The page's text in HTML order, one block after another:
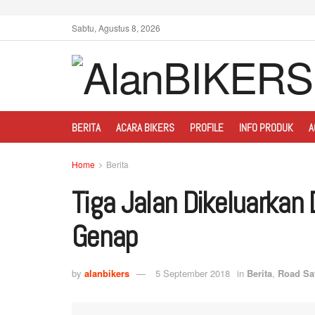
Sabtu, Agustus 8, 2026
BERITA ACARA BIKERS PROFILE INFO PRODUK
Home Berita
Tiga Jalan Dikeluarkan
Genap
by alanbikers 5 September 2018 in Berita, Road